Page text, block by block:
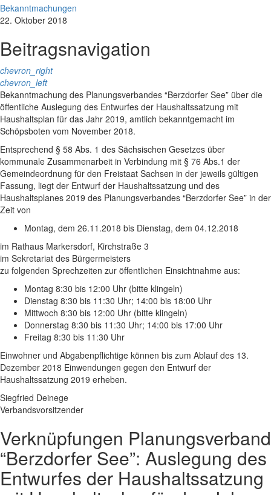
Bekanntmachungen
22. Oktober 2018
Beitragsnavigation
chevron_right
chevron_left
Bekanntmachung des Planungsverbandes “Berzdorfer See” über die
öffentliche Auslegung des Entwurfes der Haushaltssatzung mit
Haushaltsplan für das Jahr 2019, amtlich bekanntgemacht im
Schöpsboten vom November 2018.
Entsprechend § 58 Abs. 1 des Sächsischen Gesetzes über
kommunale Zusammenarbeit in Verbindung mit § 76 Abs.1 der
Gemeindeordnung für den Freistaat Sachsen in der jeweils gültigen
Fassung, liegt der Entwurf der Haushaltssatzung und des
Haushaltsplanes 2019 des Planungsverbandes “Berzdorfer See” in der
Zeit von
Montag, dem 26.11.2018 bis Dienstag, dem 04.12.2018
im Rathaus Markersdorf, Kirchstraße 3
im Sekretariat des Bürgermeisters
zu folgenden Sprechzeiten zur öffentlichen Einsichtnahme aus:
Montag 8:30 bis 12:00 Uhr (bitte klingeln)
Dienstag 8:30 bis 11:30 Uhr; 14:00 bis 18:00 Uhr
Mittwoch 8:30 bis 12:00 Uhr (bitte klingeln)
Donnerstag 8:30 bis 11:30 Uhr; 14:00 bis 17:00 Uhr
Freitag 8:30 bis 11:30 Uhr
Einwohner und Abgabenpflichtige können bis zum Ablauf des 13.
Dezember 2018 Einwendungen gegen den Entwurf der
Haushaltssatzung 2019 erheben.
Siegfried Deinege
Verbandsvorsitzender
Verknüpfungen Planungsverband
“Berzdorfer See”: Auslegung des
Entwurfes der Haushaltssatzung